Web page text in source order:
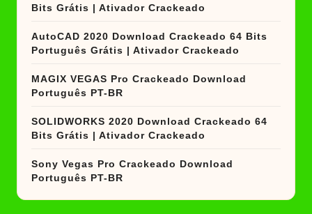
Bits Grátis | Ativador Crackeado
AutoCAD 2020 Download Crackeado 64 Bits
Português Grátis | Ativador Crackeado
MAGIX VEGAS Pro Crackeado Download
Português PT-BR
SOLIDWORKS 2020 Download Crackeado 64
Bits Grátis | Ativador Crackeado
Sony Vegas Pro Crackeado Download
Português PT-BR